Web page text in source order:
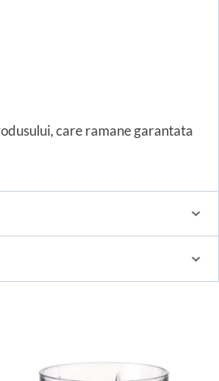
care ramane garantata